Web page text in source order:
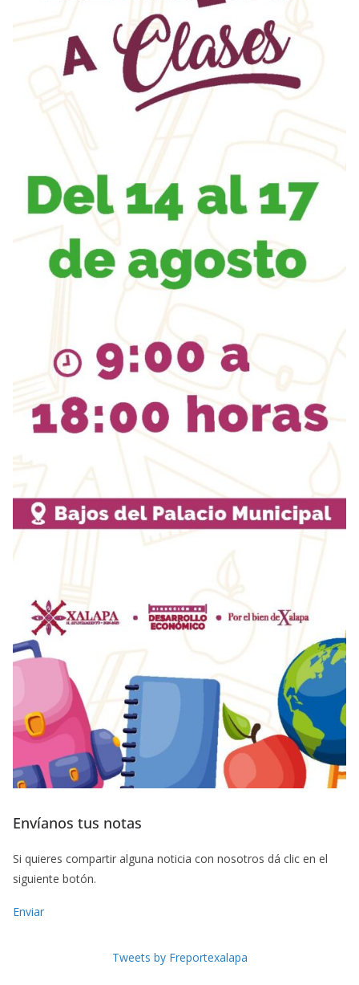
Envíanos tus notas
Si quieres compartir alguna noticia con nosotros dá clic en el
siguiente botón.
Enviar
Tweets by Freportexalapa